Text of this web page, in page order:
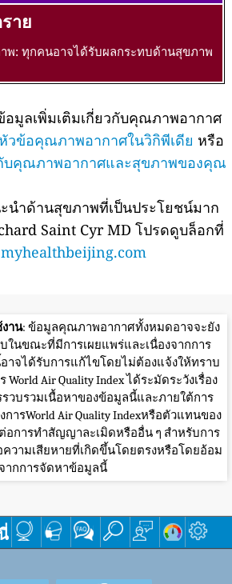
าย
พ: ทุกคนอาจได้รับผลกระทบด้านสุขภาพ
อมูลเพิ่มเติมเกี่ยวกับคุณภาพอากาศ
หัวข้อคุณภาพอากาศในวิกิพีเดีย หรือ
บคุณภาพอากาศและสุขภาพของคุณ
นำด้านสุขภาพที่เป็นประโยชน์มาก
Saint Cyr MD โปรดดูบล็อกที่
าน: ข้อมูลคุณภาพอากาศทั้งหมดอาจจะยัง
ในขณะที่มีการเผยแพร่และเนื่องจากการ
าจได้รับการแก้ไขโดยไม่ต้องแจ้งให้ทราบ
Air Quality Index ได้ระมัดระวังเรื่อง
วบรวมเนื้อหาของข้อมูลนี้และภายใต้การ
ารWorld Air Quality Indexหรือตัวแทนของ
อการทำสัญญาละเมิดหรืออื่น ๆ สำหรับการ
วามเสียหายที่เกิดขึ้นโดยตรงหรือโดยอ้อม
จากการจัดหาข้อมูลนี้